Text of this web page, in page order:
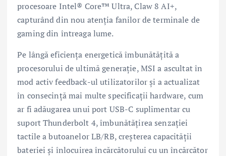
procesoare Intel® Core™ Ultra, Claw 8 AI+,
capturând din nou atenția fanilor de terminale de
gaming din întreaga lume.
Pe lângă eficiența energetică îmbunătățită a
procesorului de ultimă generație, MSI a ascultat în
mod activ feedback-ul utilizatorilor și a actualizat
în consecință mai multe specificații hardware, cum
ar fi adăugarea unui port USB-C suplimentar cu
suport Thunderbolt 4, îmbunătățirea senzației
tactile a butoanelor LB/RB, creșterea capacității
bateriei și înlocuirea încărcătorului cu un încărcător